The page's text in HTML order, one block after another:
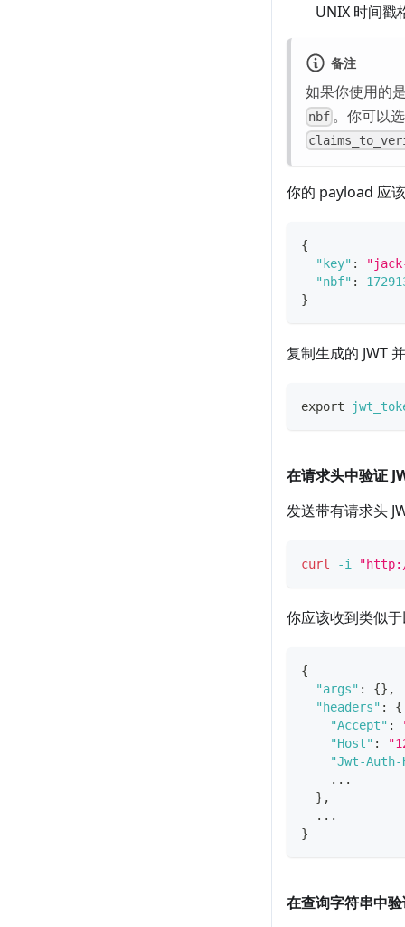
UNIX 时间戳
备注
如果你使用的
nbf 。你可以
你的 payload 应
{
"key" :
"nbf" :
}
复制生成的 JWT
export
在请求头中验证
发送带有请求头
curl -i
你应该收到类似
{
"args" : {} ,
"headers" :
{
"Accept" :
"Host" :
"Jwt-Auth-
    ...
} ,
  ...
}
在查询字符串中验